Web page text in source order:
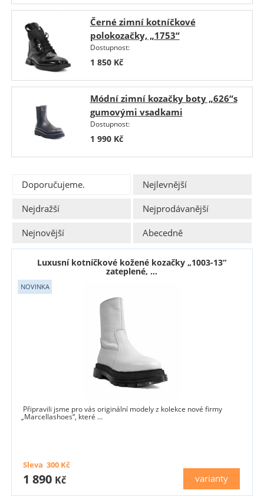
Černé zimní kotníčkové
polokozačky, „1753“
Dostupnost:
1 850 Kč
Módní zimní kozačky boty „626“s
gumovými vsadkami
Dostupnost:
1 990 Kč
Doporučujeme.
Nejlevnější
Nejdražší
Nejprodávanější
Nejnovější
Abecedně
Luxusní kotníčkové kožené kozačky „1003-13“
zateplené, ...
Připravili jsme pro vás originální modely z kolekce nové firmy
„Marcellashoes“, které ...
varianty
1 890 Kč
Sleva 300 Kč